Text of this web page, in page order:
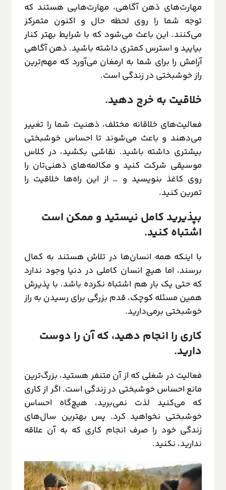
مهارت‌های ذهن آگاهی، مهارت‌هایی هستند که
توجه شما را روی لحظه حال و اکنون متمرکز
می‌کنند. این باعث می‌شود که با شرایط بهتر کنار
بیایید و استرس کمتری داشته باشید. ذهن آگاهی
آرامش را برای شما به ارمغان می‌آورد که مهم‌ترین
راز خوشبختی در زندگی است.
خلاقیت به خرج دهید.
فعالیت‌های خلاقانه مختلف، ذهنیت شما را تغییر
می‌دهند و باعث می‌شوند تا احساس خوشبختی
بیشتری داشته باشید. نقاشی بکشید، در کلاس
موسیقی شرکت کنید و مکالمه‌های ذهنی‌تان را
روی کاغذ بنویسید و … از این راه‌ها خلاقیت را
تمرین کنید.
بپذیرید کامل نیستید و ممکن است
اشتباه کنید.
با اینکه همه انسان‌ها در تلاش هستند به کمال
برسند، اما هیچ انسان کاملی در دنیا وجود ندارد
که حتی یک بار هم اشتباه نکرده باشد. با پذیرش
همین مسئله کوچک، قدم بزرگی برای رسیدن به راز
خوشبختی برمی‌دارید.
کاری را انجام دهید، که آن را دوست
دارید.
فعالیت در شغلی که از آن متنفر هستید، بزرگ‌ترین
مانع احساس خوشبختی در زندگی است. اگر از کاری
که می‌کنید لذت نمی‌برید، هیچ‌گاه احساس
خوشبختی نخواهید کرد. پس بهترین سال‌های
زندگی خود را صرف انجام کاری که به آن علاقه
ندارید، نکنید.